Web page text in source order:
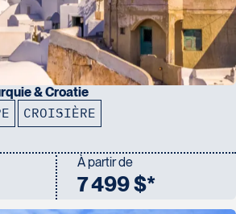
& Croatie
CROISIÈRE
À partir de
7 499 $*